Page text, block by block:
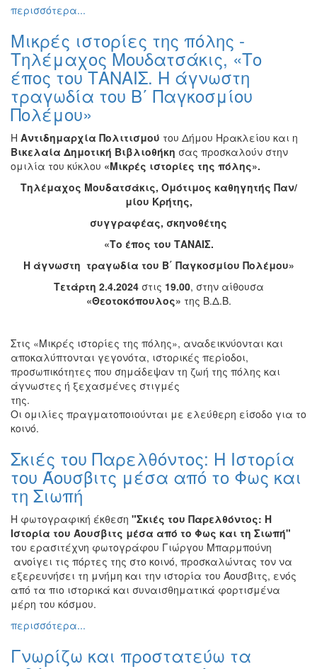
περισσότερα...
Μικρές ιστορίες της πόλης -
Τηλέμαχος Μουδατσάκις, «Το
έπος του ΤΑΝΑΙΣ. Η άγνωστη
τραγωδία του Β΄ Παγκοσμίου
Πολέμου»
Η Αντιδημαρχία Πολιτισμού του Δήμου Ηρακλείου και η
Βικελαία Δημοτική Βιβλιοθήκη σας προσκαλούν στην
ομιλία του κύκλου «Μικρές ιστορίες της πόλης».
Τηλέμαχος Μουδατσάκις, Ομότιμος καθηγητής Παν/
μίου Κρήτης,
συγγραφέας, σκηνοθέτης
«Το έπος του ΤΑΝΑΙΣ.
Η άγνωστη τραγωδία του Β΄ Παγκοσμίου Πολέμου»
Τετάρτη 2.4.2024 στις 19.00, στην αίθουσα
«Θεοτοκόπουλος» της Β.Δ.Β.
Στις «Μικρές ιστορίες της πόλης», αναδεικνύονται και
αποκαλύπτονται γεγονότα, ιστορικές περίοδοι,
προσωπικότητες που σημάδεψαν τη ζωή της πόλης και
άγνωστες ή ξεχασμένες στιγμές
Οι ομιλίες πραγματοποιούνται με ελεύθερη είσοδο για το
κοινό.
Σκιές του Παρελθόντος: Η Ιστορία
του Άουσβιτς μέσα από το Φως και
τη Σιωπή
Η φωτογραφική έκθεση "Σκιές του Παρελθόντος: Η
Ιστορία του Άουσβιτς μέσα από το Φως και τη Σιωπή"
του ερασιτέχνη φωτογράφου Γιώργου Μπαρμπούνη
ανοίγει τις πόρτες της στο κοινό, προσκαλώντας τον να
εξερευνήσει τη μνήμη και την ιστορία του Άουσβιτς, ενός
από τα πιο ιστορικά και συναισθηματικά φορτισμένα
μέρη του κόσμου.
περισσότερα...
Γνωρίζω και προστατεύω τα